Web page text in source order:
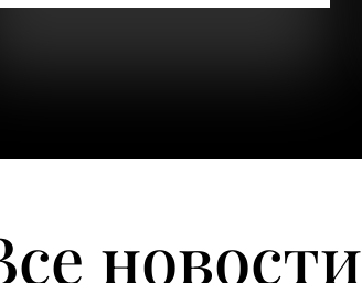
новости